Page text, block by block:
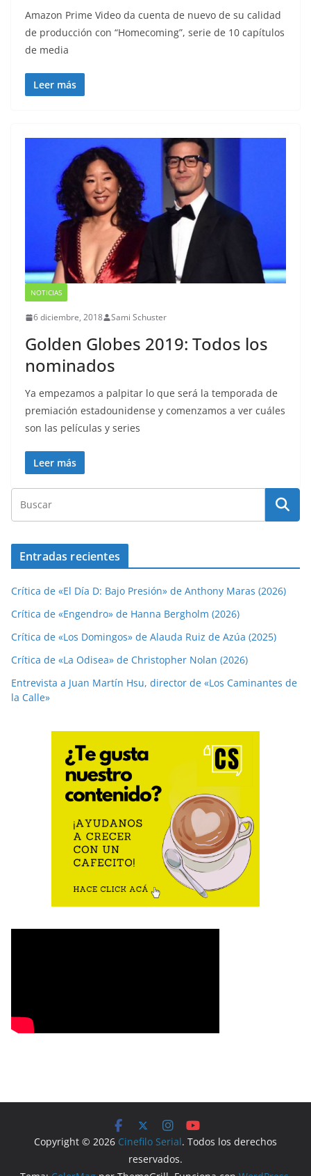
Amazon Prime Video da cuenta de nuevo de su calidad
de producción con “Homecoming”, serie de 10 capítulos
de media
Leer más
NOTICIAS
6 diciembre, 2018 Sami Schuster
Golden Globes 2019: Todos los
nominados
Ya empezamos a palpitar lo que será la temporada de
premiación estadounidense y comenzamos a ver cuáles
son las películas y series
Leer más
Entradas recientes
Crítica de «El Día D: Bajo Presión» de Anthony Maras (2026)
Crítica de «Engendro» de Hanna Bergholm (2026)
Crítica de «Los Domingos» de Alauda Ruiz de Azúa (2025)
Crítica de «La Odisea» de Christopher Nolan (2026)
Entrevista a Juan Martín Hsu, director de «Los Caminantes de
la Calle»
Copyright © 2026 Cinefilo Serial. Todos los derechos
reservados.